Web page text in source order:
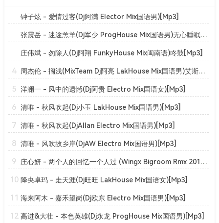
钟子炫 - 爱情过客(Dj阿满 Elector Mix国语男)[Mp3]
张震岳 - 迷途羔羊(Dj军少 ProgHouse Mix国语男)无心睡眠鼓v2[Mp3]
庄伟斌 - 勿除人(Dj阿翔 FunkyHouse Mix闽南语)咚鼓[Mp3]
4 周杰伦 - 搁浅(MixTeam Dj阿亮 LakHouse Mix国语男)艾斯订制[Mp3]
5 洋澜一 - 风中的遗憾(Dj阿贵 Electro Mix国语女)[Mp3]
6 清唯 - 秋风吹起(Dj小玉 LakHouse Mix国语男)[Mp3]
7 清唯 - 秋风吹起(DjAllan Electro Mix国语男)[Mp3]
8 清唯 - 风吹故乡岸(DjAW Electro Mix国语男)[Mp3]
9 庄心妍 - 两个人的回忆一个人过 (Wingx Bigroom Rmx 2019)[Mp3]
10 降央卓玛 - 走天涯(Dj旺旺 LakHouse Mix国语女)[Mp3]
11 海来阿木 - 嘉禾望岗(Dj欧东 Electro Mix国语男)[Mp3]
12 高进&大壮 - 本色英雄(Dj永龙 ProgHouse Mix国语男)[Mp3]